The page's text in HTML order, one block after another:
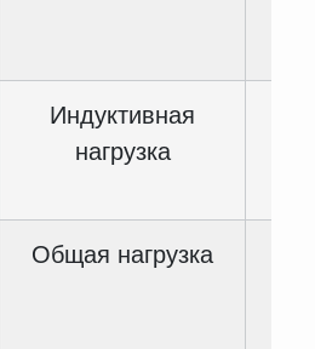
Индуктивная
нагрузка
Общая нагрузка